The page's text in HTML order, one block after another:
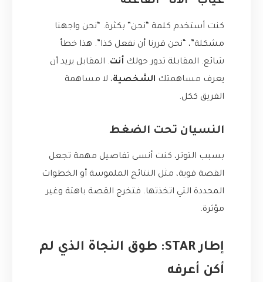
كنت أستخدم كلمة “نحن” بكثرة. “نحن واجهنا
مشكلة”، “نحن قررنا أن نفعل كذا”. هذا خطأ
شائع. المقابلة تدور حولك أنت. المقابل يريد أن
يعرف مساهمتك الشخصية، لا مساهمة
الفريق ككل.
النسيان تحت الضغط
بسبب التوتر، كنت أنسى تفاصيل مهمة تجعل
القصة قوية، مثل النتائج الملموسة أو الخطوات
المحددة التي اتخذتها. فتخرج القصة باهتة وغير
مؤثرة.
إطار STAR: طوق النجاة الذي لم
أكن أعرفه